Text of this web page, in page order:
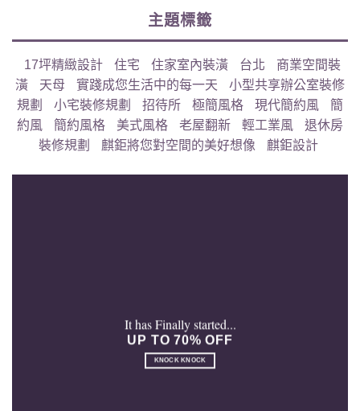
主題標籤
17坪精緻設計 住宅 住家室內裝潢 台北
商業空間裝
潢
天母 實踐成您生活中的每一天
小型共享辦公室裝修
規劃
小宅裝修規劃 招待所 極簡風格 現代簡約風
簡
約風
簡約風格 美式風格 老屋翻新 輕工業風
退休房
裝修規劃
麒鉅將您對空間的美好想像 麒鉅設計
It has Finally started...
UP TO 70% OFF
KNOCK KNOCK